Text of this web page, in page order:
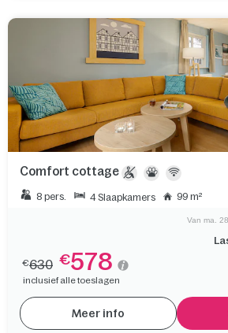
Comfort cottage
8 pers. 4 Slaapkamers 99 m²
Van ma.
€630 €578
inclusief alle toeslagen
Meer info